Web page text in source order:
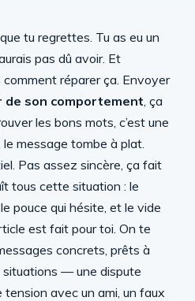
tu regrettes. Tu as eu un
pas dû avoir. Et
réparer ça. Envoyer
de son comportement, ça
les bons mots, c’est une
message tombe à plat.
Pas assez sincère, ça fait
tous cette situation : le
pouce qui hésite, et le vide
est fait pour toi. On te
concrets, prêts à
— une dispute
avec un ami, un faux